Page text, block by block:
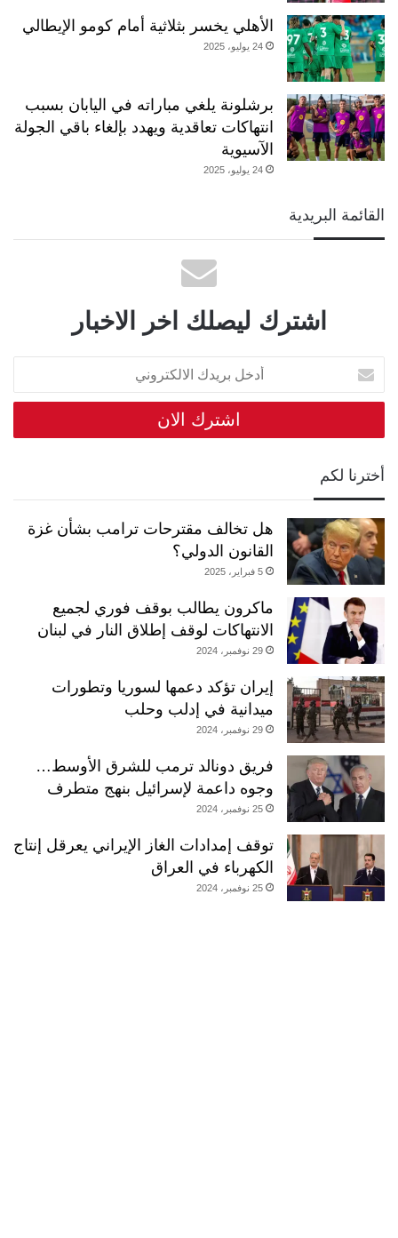
الأهلي يخسر بثلاثية أمام كومو الإيطالي
24 يوليو، 2025
برشلونة يلغي مباراته في اليابان بسبب
انتهاكات تعاقدية ويهدد بإلغاء باقي الجولة
الآسيوية
24 يوليو، 2025
القائمة البريدية
اشترك ليصلك اخر الاخبار
أدخل
بريدك
الالكتروني
أخترنا لكم
هل تخالف مقترحات ترامب بشأن غزة
القانون الدولي؟
5 فبراير، 2025
ماكرون يطالب بوقف فوري لجميع
الانتهاكات لوقف إطلاق النار في لبنان
29 نوفمبر، 2024
إيران تؤكد دعمها لسوريا وتطورات
ميدانية في إدلب وحلب
29 نوفمبر، 2024
فريق دونالد ترمب للشرق الأوسط…
وجوه داعمة لإسرائيل بنهج متطرف
25 نوفمبر، 2024
توقف إمدادات الغاز الإيراني يعرقل إنتاج
الكهرباء في العراق
25 نوفمبر، 2024